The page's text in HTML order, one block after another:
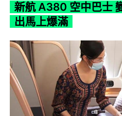
新航 A380 空中巴士
出馬上爆滿